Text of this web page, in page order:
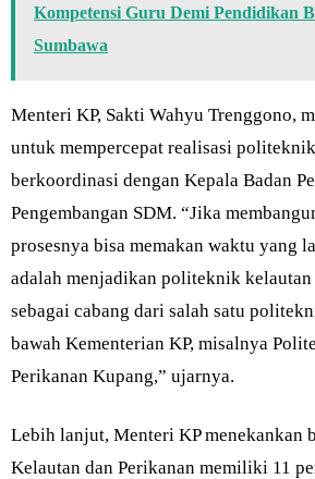
Kompetensi Guru Demi Pendidikan
Sumbawa
Menteri KP, Sakti Wahyu Trenggono,
untuk mempercepat realisasi
berkoordinasi dengan Kepala Badan
Pengembangan SDM. “Jika
prosesnya bisa memakan waktu yang
adalah menjadikan politeknik
sebagai cabang dari salah satu
bawah Kementerian KP, misalnya
Perikanan Kupang,” ujarnya.
Lebih lanjut, Menteri KP menekankan
Kelautan dan Perikanan memiliki 11